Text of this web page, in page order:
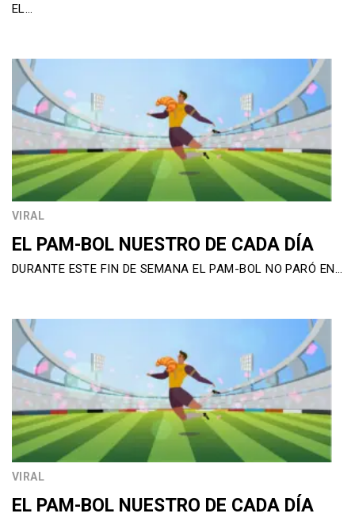
EL…
VIRAL
EL PAM-BOL NUESTRO DE CADA DÍA
DURANTE ESTE FIN DE SEMANA EL PAM-BOL NO PARÓ EN…
VIRAL
EL PAM-BOL NUESTRO DE CADA DÍA